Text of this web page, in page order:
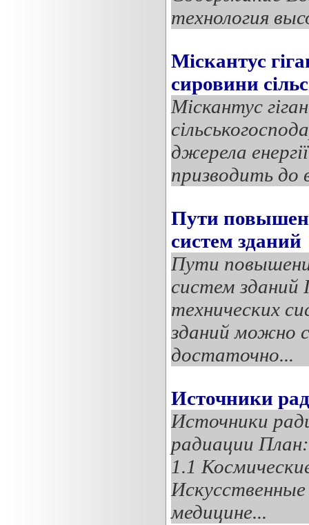
технология
Міскантус
сировини
Міскантус
джерела
призводить до
Пути
систем зданий
Пути
систем
технических
зданий можно
достаточно...
Источники
Источники
радиации
1.1
медицине...